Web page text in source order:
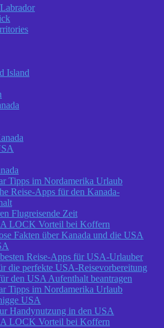
Island
Tipps im Nordamerika Urlaub
Reise-Apps für den Kanada-
Flugreisende Zeit
LOCK Vorteil bei Koffern
Fakten über Kanada und die USA
Reise-Apps für USA-Urlauber
die perfekte USA-Reisevorbereitung
den USA Aufenthalt beantragen
Tipps im Nordamerika Urlaub
USA
Handynutzung in den USA
LOCK Vorteil bei Koffern